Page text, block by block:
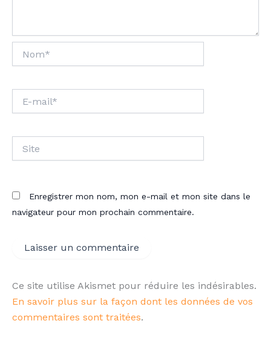
mail*
Enregistrer mon nom, mon e-mail et mon site dans le
navigateur pour mon prochain commentaire.
Ce site utilise Akismet pour réduire les indésirables.
En savoir plus sur la façon dont les données de vos
commentaires sont traitées.